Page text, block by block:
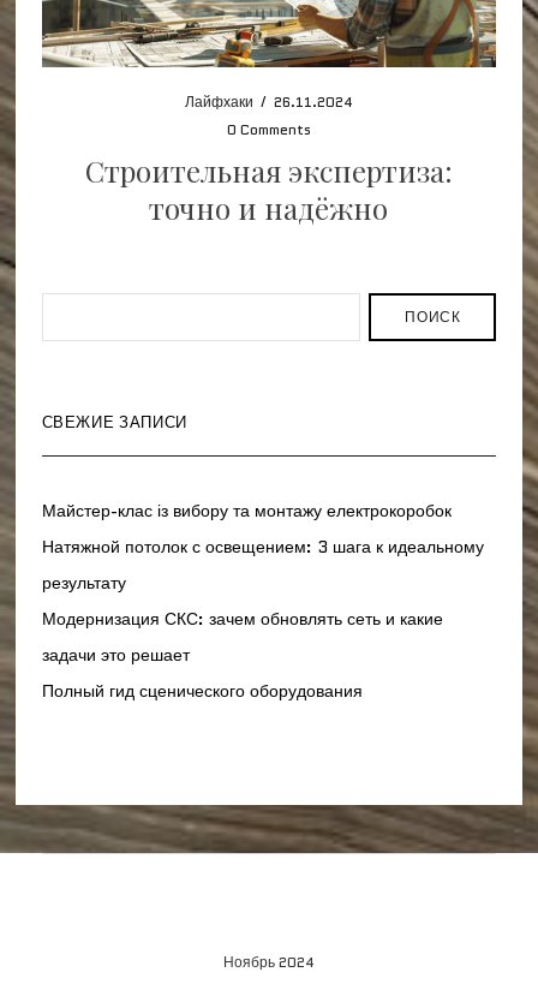
Лайфхаки / 26.11.2024
0 Comments
Строительная экспертиза:
точно и надёжно
ПОИСК
СВЕЖИЕ ЗАПИСИ
Майстер-клас із вибору та монтажу електрокоробок
Натяжной потолок с освещением: 3 шага к идеальному
результату
Модернизация СКС: зачем обновлять сеть и какие
задачи это решает
Полный гид сценического оборудования
Ноябрь 2024